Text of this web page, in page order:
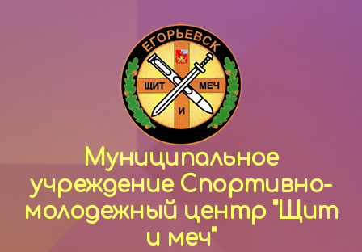
Муниципальное
учреждение Спортивно-
молодежный центр "Щит
и меч"